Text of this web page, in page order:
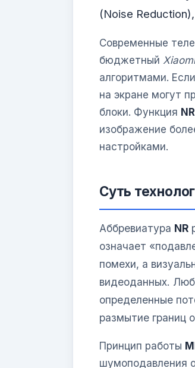
(Noise
Современные
бюджетный
алгоритмами.
на экране могут
блоки. Функция NR
изображение
настройками.
Суть
Аббревиатура NR
означает
помехи, а
видеоданных.
определенные
размытие границ
Принцип работы
шумоподавления